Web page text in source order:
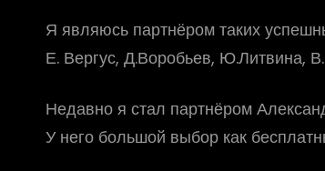
Я являюсь партнёром таких
Е. Вергус, Д.Воробьев, Ю.Литвина,
Недавно я стал партнёром
У него большой выбор как